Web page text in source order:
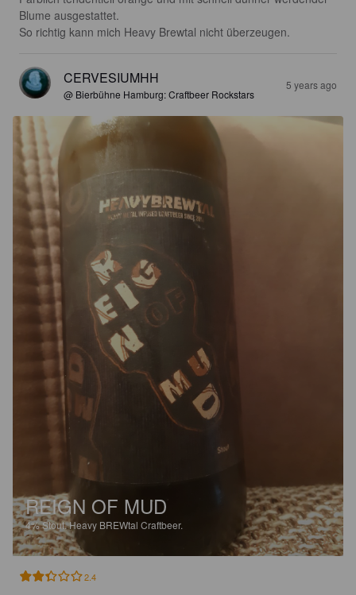
Blume ausgestattet.
So richtig kann mich Heavy Brewtal nicht überzeugen.
CERVESIUMHH
@ Bierbühne Hamburg: Craftbeer Rockstars
5 years ago
REIGN OF MUD
4%Stout.Heavy BREWtal Craftbeer.
2.4